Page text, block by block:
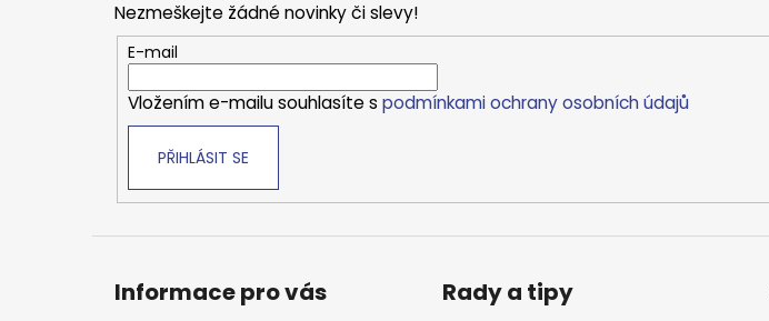
Nezmeškejte žádné novinky či slevy!
E-mail
Vložením e-mailu souhlasíte s podmínkami ochrany osobních údajů
PŘIHLÁSIT SE
Informace pro vás Rady a tipy